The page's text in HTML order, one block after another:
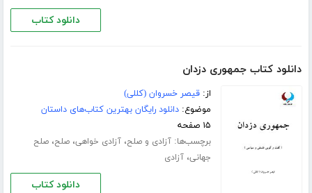
دانلود کتاب
دانلود کتاب جمهوری دزدان
از:قیصر خسروان (کللی)
موضوع:دانلود رایگان بهترین کتاب‌های داستان
۱۵ صفحه
برچسب‌ها:آزادی و صلح،آزادی خواهی،صلح،صلح
جهانی،آزادی
دانلود کتاب